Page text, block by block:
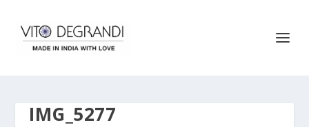
IMG_5277